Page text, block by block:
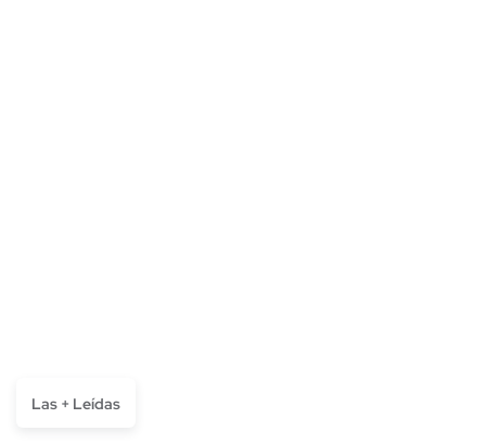
Las + Leídas